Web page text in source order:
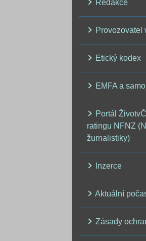
Redakce
Provozovatel
Etický kodex
EMFA a
Portál
ratingu NFNZ
žurnalistiky)
Inzerce
Aktuální
Zásady